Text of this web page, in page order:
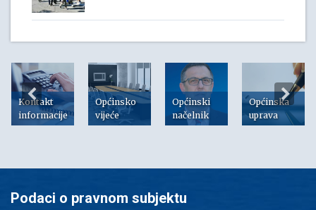
Kontakt
informacije
Općinsko
vijeće
Općinski
načelnik
Općinska
uprava
Podaci o pravnom subjektu